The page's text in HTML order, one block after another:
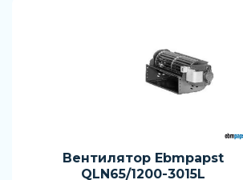
Вентилятор Ebmpapst
QLN65/1200-3015L